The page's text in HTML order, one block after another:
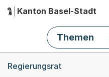
Hauptnavigation
Kanton Basel-Stadt
Themen
Regierungsrat